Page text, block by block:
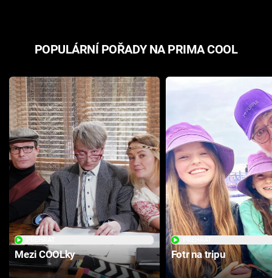
POPULÁRNÍ POŘADY NA PRIMA COOL
Mezi COOLky Fotr na tripu